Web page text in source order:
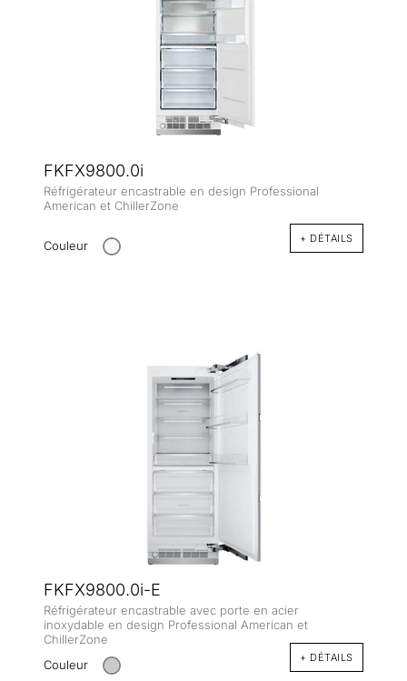
FKFX9800.0i
Réfrigérateur encastrable en design Professional
American et ChillerZone
Couleur + DÉTAILS
FKFX9800.0i-E
Réfrigérateur encastrable avec porte en acier
inoxydable en design Professional American et
ChillerZone
Couleur
+ DÉTAILS